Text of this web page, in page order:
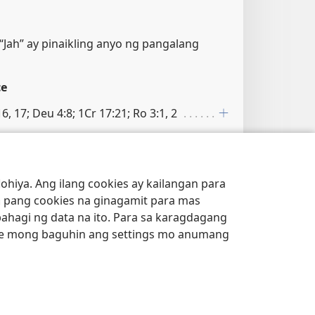
Ang ilang cookies ay kailangan para
cookies na ginagamit para mas
ng data na ito. Para sa karagdagang
mong baguhin ang settings mo anumang
ay pinaikling anyo ng pangalang
17; Deu 4:8; 1Cr 17:21; Ro 3:1, 2